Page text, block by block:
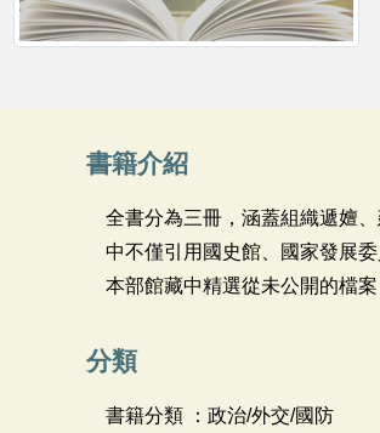
書籍介紹
全書分為三冊，涵蓋組織遞嬗
中不僅引用國史館、國家發展
本部館藏中精選從未公開的檔
分類
書籍分類 ：政治/外交/國防